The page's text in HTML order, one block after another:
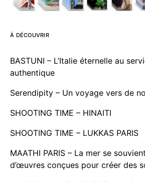
À DÉCOUVRIR
BASTUNI – L’Italie éternelle au
authentique
Serendipity – Un voyage vers de
SHOOTING TIME – HINAITI
SHOOTING TIME – LUKKAS PARIS
MAATHI PARIS – La mer se
d’œuvres conçues pour créer des